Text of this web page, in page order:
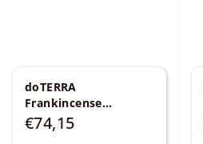
doTERRA
Frankincense
Microbeadlet
Capsules 30 kapsúl
€74,15